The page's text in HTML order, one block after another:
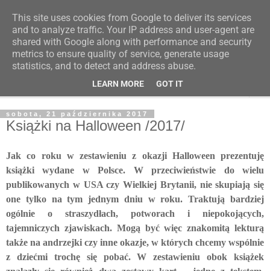
Poczytaj dziecku
BLOG O KSIĄŻKACH DLA DZIECI I MŁODZIEŻY
sobota, 21 października 2017
Książki na Halloween /2017/
Jak co roku w zestawieniu z okazji Halloween prezentuję
książki wydane w Polsce. W przeciwieństwie do wielu
publikowanych w USA czy Wielkiej Brytanii, nie skupiają się
one tylko na tym jednym dniu w roku. Traktują bardziej
ogólnie o straszydłach, potworach i niepokojących,
tajemniczych zjawiskach. Mogą być więc znakomitą lekturą
także na andrzejki czy inne okazje, w których chcemy wspólnie
z dziećmi trochę się pobać. W zestawieniu obok książek
This site uses cookies from Google to deliver its services
and to analyze traffic. Your IP address and user-agent are
shared with Google along with performance and security
metrics to ensure quality of service, generate usage
statistics, and to detect and address abuse.
LEARN MORE GOT IT